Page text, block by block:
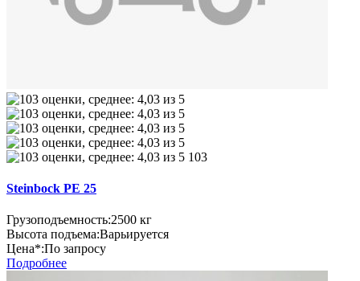
103
Steinbock PE 25
Грузоподъемность:2500 кг
Высота подъема:Варьируется
Цена*:По запросу
Подробнее